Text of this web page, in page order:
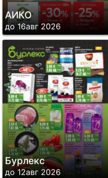
АИКО
до 16авг 2026
Бурлекс
до 12авг 2026